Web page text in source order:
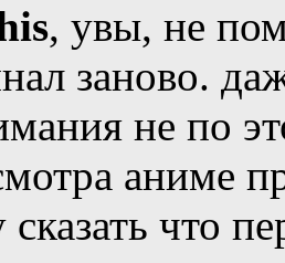
, увы, не
заново.
не по
аниме
сказать что